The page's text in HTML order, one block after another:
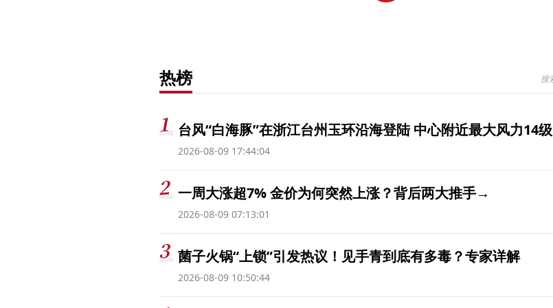
热榜
台风“白海豚”在浙江台州玉环沿海登陆 中心附近最大风力14级
2026-08-09 17:44:04
一周大涨超7% 金价为何突然上涨？背后两大推手→
2026-08-09 07:13:01
菌子火锅“上锁”引发热议！见手青到底有多毒？专家详解
2026-08-09 10:50:44